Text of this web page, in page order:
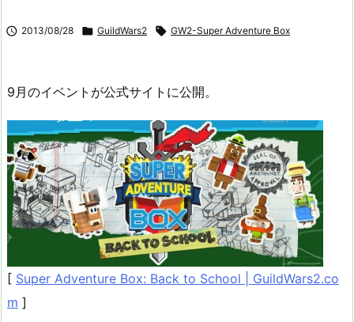
 2013/08/28  GuildWars2  GW2-Super Adventure Box
9月のイベントが公式サイトに公開。
[ Super Adventure Box: Back to School | GuildWars2.co
m ]